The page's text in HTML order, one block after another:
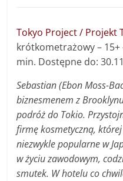
Tokyo Project / Projekt
krótkometrażowy –
min. Dostępne do:
Sebastian (Ebon Moss-
biznesmenem z
podróż do Tokio.
firmę kosmetyczną,
niezwykle popularne w
w życiu zawodowym,
smutek. W hotelu co